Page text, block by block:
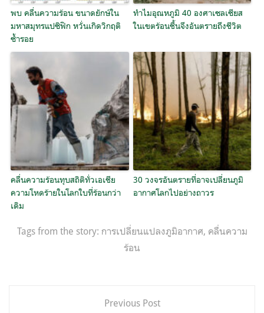
พบ คลื่นความร้อน ขนาดยักษ์ใน
มหาสมุทรแปซิฟิก หวั่นเกิดวิกฤติ
ซ้ำรอย
ทำไมอุณหภูมิ 40 องศาเซลเซียส
ในเขตร้อนชื้นจึงอันตรายถึงชีวิต
คลื่นความร้อนทุบสถิติทั่วเอเชีย
ความโหดร้ายในโลกใบที่ร้อนกว่า
เดิม
30 วงจรอันตรายที่อาจเปลี่ยนภูมิ
อากาศโลกไปอย่างถาวร
Tags from the story: การเปลี่ยนแปลงภูมิอากาศ, คลื่นความ
ร้อน
Previous Post